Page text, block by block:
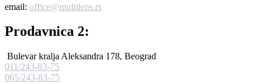
email: office@multilens.rs
Prodavnica 2:
Bulevar kralja Aleksandra 178, Beograd
011/243-83-75
065/243-83-75